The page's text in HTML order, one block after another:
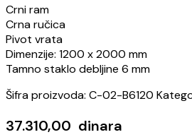
Crni ram
Crna ručica
Pivot vrata
Dimenzije: 1200 x 2000 mm
Tamno staklo debljine 6 mm
Šifra proizvoda: C-02-B6120
37.310,00 dinara